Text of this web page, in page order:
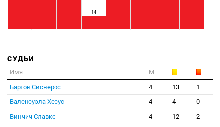
14
СУДЬИ
Имя
М
Бартон Сиснерос
4 13
1
Валенсуэла Хесус
4 4
0
Винчич Славко
4 12
2